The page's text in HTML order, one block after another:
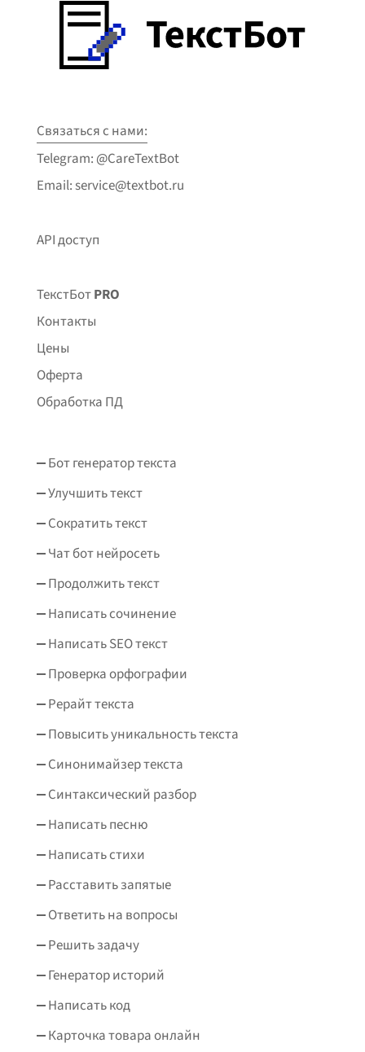
Связаться с нами:
Telegram: @CareTextBot
Email: service@textbot.ru
API доступ
ТекстБотPRO
Контакты
Цены
Оферта
Обработка ПД
Бот генератор текста
Улучшить текст
Сократить текст
Чат бот нейросеть
Продолжить текст
Написать сочинение
Написать SEO текст
Проверка орфографии
Рерайт текста
Повысить уникальность текста
Синонимайзер текста
Синтаксический разбор
Написать песню
Написать стихи
Расставить запятые
Ответить на вопросы
Решить задачу
Генератор историй
Написать код
Карточка товара онлайн